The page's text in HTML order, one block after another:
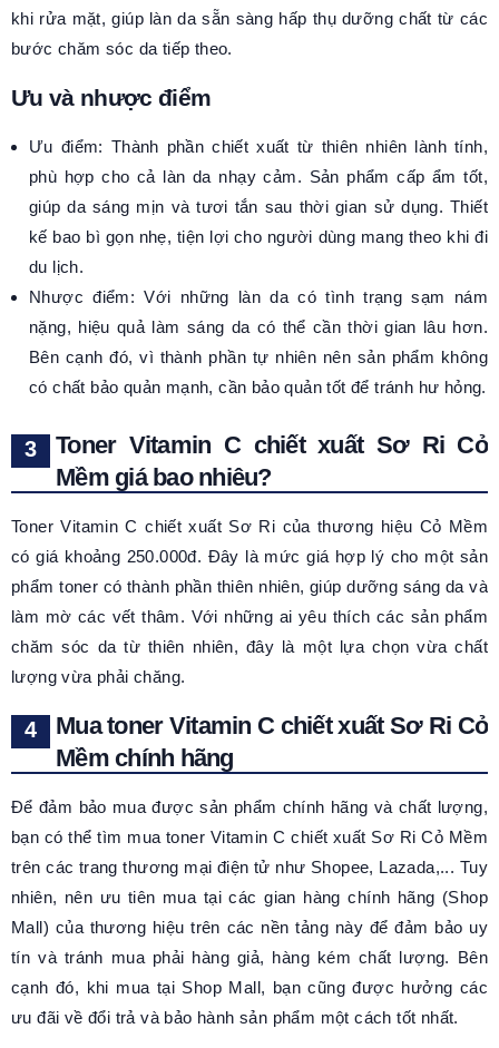
khi rửa mặt, giúp làn da sẵn sàng hấp thụ dưỡng chất từ các
bước chăm sóc da tiếp theo.
Ưu và nhược điểm
Ưu điểm: Thành phần chiết xuất từ thiên nhiên lành tính,
phù hợp cho cả làn da nhạy cảm. Sản phẩm cấp ẩm tốt,
giúp da sáng mịn và tươi tắn sau thời gian sử dụng. Thiết
kế bao bì gọn nhẹ, tiện lợi cho người dùng mang theo khi đi
du lịch.
Nhược điểm: Với những làn da có tình trạng sạm nám
nặng, hiệu quả làm sáng da có thể cần thời gian lâu hơn.
Bên cạnh đó, vì thành phần tự nhiên nên sản phẩm không
có chất bảo quản mạnh, cần bảo quản tốt để tránh hư hỏng.
Toner Vitamin C chiết xuất Sơ Ri Cỏ
Mềm giá bao nhiêu?
Toner Vitamin C chiết xuất Sơ Ri của thương hiệu Cỏ Mềm
có giá khoảng 250.000đ. Đây là mức giá hợp lý cho một sản
phẩm toner có thành phần thiên nhiên, giúp dưỡng sáng da và
làm mờ các vết thâm. Với những ai yêu thích các sản phẩm
chăm sóc da từ thiên nhiên, đây là một lựa chọn vừa chất
lượng vừa phải chăng.
Mua toner Vitamin C chiết xuất Sơ Ri Cỏ
Mềm chính hãng
Để đảm bảo mua được sản phẩm chính hãng và chất lượng,
bạn có thể tìm mua toner Vitamin C chiết xuất Sơ Ri Cỏ Mềm
trên các trang thương mại điện tử như Shopee, Lazada,... Tuy
nhiên, nên ưu tiên mua tại các gian hàng chính hãng (Shop
Mall) của thương hiệu trên các nền tảng này để đảm bảo uy
tín và tránh mua phải hàng giả, hàng kém chất lượng. Bên
cạnh đó, khi mua tại Shop Mall, bạn cũng được hưởng các
ưu đãi về đổi trả và bảo hành sản phẩm một cách tốt nhất.